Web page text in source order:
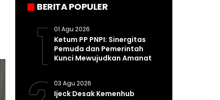
BERITA POPULER
101 Agu 2026
Ketum PP PNPI: Sinergitas
Pemuda dan Pemerintah
Kunci Mewujudkan Amanat
03 Agu 2026
Ijeck Desak Kemenhub